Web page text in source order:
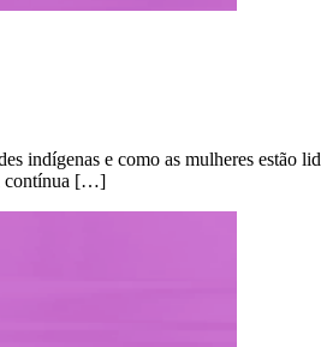
indígenas e como as mulheres estão
contínua […]